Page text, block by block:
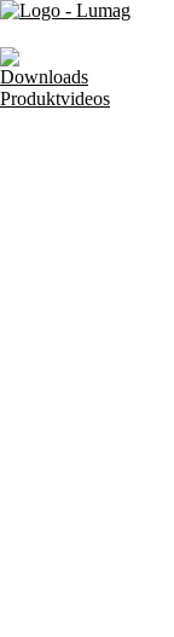
Downloads
Produktvideos